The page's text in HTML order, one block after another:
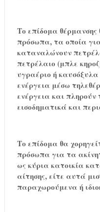
Το επίδομα θέρμανσης
πρόσωπα, τα οποία
καταναλώνουν
πετρέλαιο (μπλε
υγραέριο ή
ενέργεια μέσω
ενέργεια και
εισοδηματικά και
Το επίδομα θα
πρόσωπα για τα
ως κύρια κατοικία
αίτησης, είτε αυτά
παραχωρούμενα ή